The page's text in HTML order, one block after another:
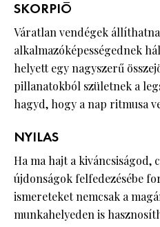
SKORPIÓ
Váratlan vendégek
alkalmazóképességednek
helyett egy nagyszerű
pillanatokból születnek a
hagyd, hogy a nap ritmusa
NYILAS
Ha ma hajt a kiváncsiságod,
újdonságok felfedezésébe
ismereteket nemcsak a
munkahelyeden is